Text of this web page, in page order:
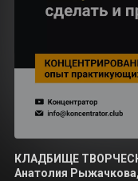
КЛАДБИЩЕ
Анатолия